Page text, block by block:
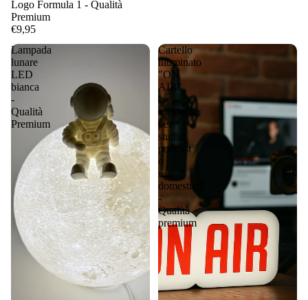
Logo Formula 1 - Qualità
Premium
€9,95
Lampada
lunare
LED
bianca
-
Qualità
Premium
Cartello
illuminato
"ON
AIR"
-
Ideale
per
studio,
podcast
o
uso
domestico
-
Qualità
premium